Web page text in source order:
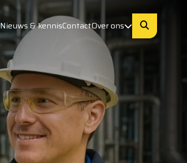
Nieuws & kennisContactOver ons